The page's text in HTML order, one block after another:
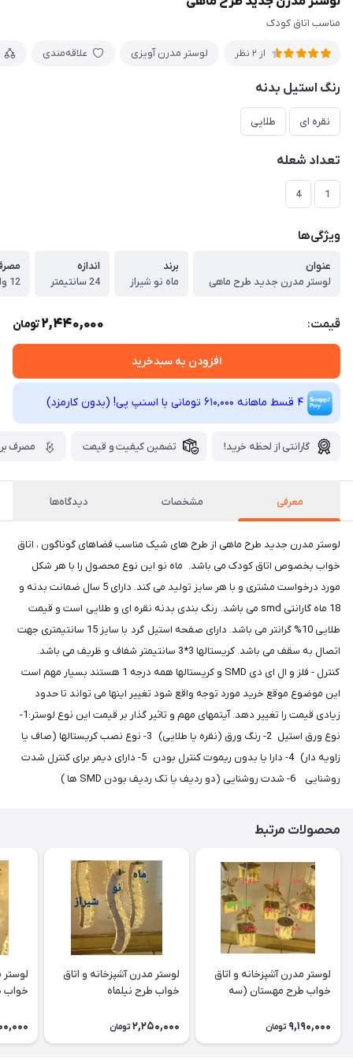
مناسب اتاق کودک
از 2 نظر لوستر مدرن آویزی علاقه‌مندی
رنگ استیل بدنه
نقره ای طلایی
تعداد شعله
1
4
ویژگی‌ها
عنوان
لوستر مدرن جدید طرح ماهی
برند
ماه نو شیراز
اندازه
24 سانتیمتر
12 وات
قیمت: 2,440,000تومان
افزودن به سبدخرید
4 قسط ماهانه 610,000 تومانی با اسنپ ‌پی! (بدون کارمزد)
گارانتی از لحظه خرید! تضمین کیفیت و قیمت مصرف
معرفی مشخصات دیدگاه‌ها
لوستر مدرن جدید طرح ماهی از طرح های شیک مناسب فضاهای گوناگون ، اتاق
خواب بخصوص اتاق کودک می باشد. ماه نو این نوع محصول را با هر شکل
مورد درخواست مشتری و با هر سایز تولید می کند. دارای 5 سال ضمانت بدنه و
18 ماه گارانتی smd می باشد. رنگ بندی بدنه نقره ای و طلایی است و قیمت
طلایی 10% گرانتر می باشد. دارای صفحه استیل گرد با سایز 15 سانتیمتری جهت
اتصال به سقف می باشد. کریستالها 3*3 سانتیمتر شفاف و ظریف می باشد.
کنترل - فلز و ال ای دی SMD و کریستالها همه درجه 1 هستند بسیار مهم است
این موضوع موقع خرید مورد توجه واقع شود تغییر اینها می تواند تا حدود
زیادی قیمت را تغییر دهد. آیتمهای مهم و تاثیر گذار بر قیمت این نوع لوستر:1-
نوع ورق استیل 2- رنگ ورق (نقره یا طلایی) 3- نوع نصب کریستالها (صاف یا
زاویه دار) 4- دارا یا بدون ریموت کنترل بودن 5- دارای دیمر برای کنترل شدت
روشنایی 6- شدت روشنایی (دو ردیف یا تک ردیف بودن SMD ها )
محصولات مرتبط
لوستر مدرن آشپزخانه و اتاق
خواب طرح مهستان (سه
9,190,000 تومان
لوستر مدرن آشپزخانه و اتاق
خواب طرح نیلماه
2,250,000 تومان
لوستر
خواب